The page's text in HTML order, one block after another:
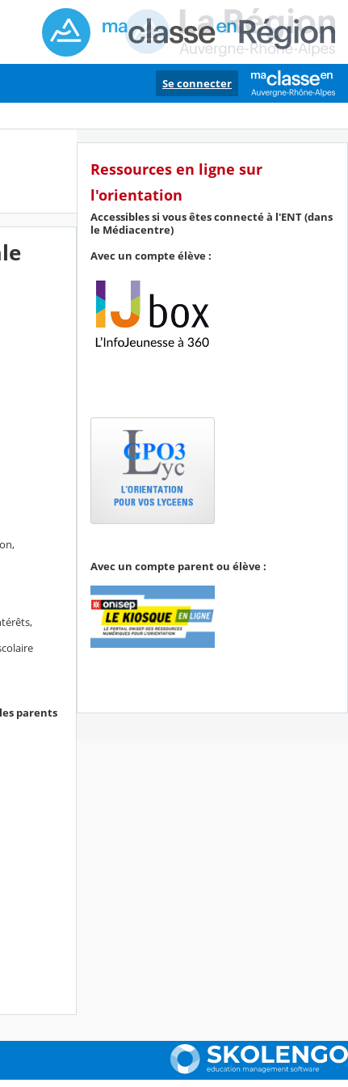
Se connecter
parents
Ressources en ligne sur
l'orientation
Accessibles si vous êtes connecté à l'ENT (dans
le Médiacentre)
Avec un compte élève :
Avec un compte parent ou élève :